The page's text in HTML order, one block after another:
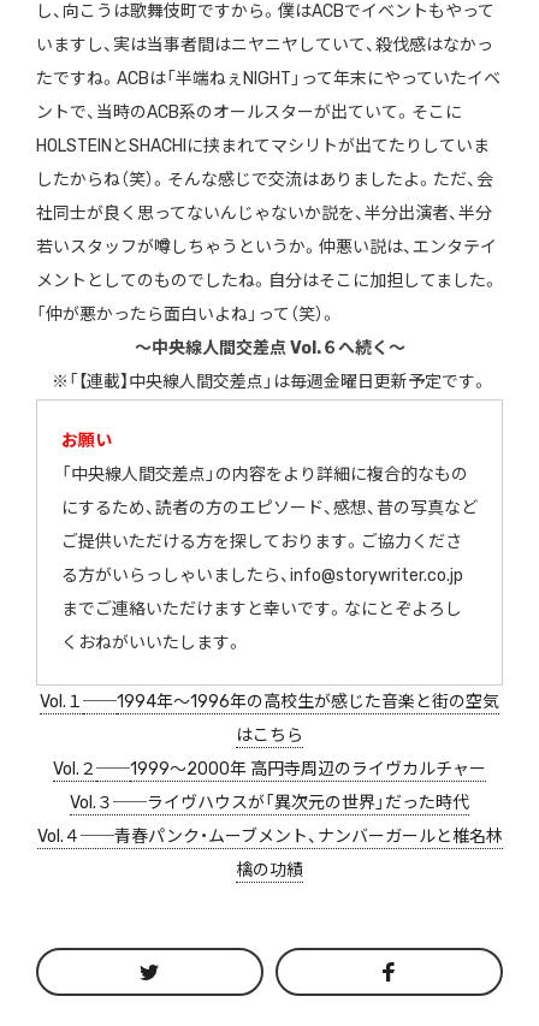
し、向こうは歌舞伎町ですから。僕はACBでイベントもやって
いますし、実は当事者間はニヤニヤしていて、殺伐感はなかっ
たですね。ACBは「半端ねぇNIGHT」って年末にやっていたイベ
ントで、当時のACB系のオールスターが出ていて。そこに
HOLSTEINとSHACHIに挟まれてマシリトが出てたりしていま
したからね（笑）。そんな感じで交流はありましたよ。ただ、会
社同士が良く思ってないんじゃないか説を、半分出演者、半分
若いスタッフが噂しちゃうというか。仲悪い説は、エンタテイ
メントとしてのものでしたね。自分はそこに加担してました。
「仲が悪かったら面白いよね」って（笑）。
〜中央線人間交差点 Vol.６へ続く〜
※「【連載】中央線人間交差点」は毎週金曜日更新予定です。
お願い
「中央線人間交差点」の内容をより詳細に複合的なもの
にするため、読者の方のエピソード、感想、昔の写真など
ご提供いただける方を探しております。ご協力くださ
る方がいらっしゃいましたら、info@storywriter.co.jp
までご連絡いただけますと幸いです。なにとぞよろし
くおねがいいたします。
Vol.１──1994年〜1996年の高校生が感じた音楽と街の空気
はこちら
Vol.２──1999〜2000年 高円寺周辺のライヴカルチャー
Vol.３──ライヴハウスが「異次元の世界」だった時代
Vol.４──青春パンク・ムーブメント、ナンバーガールと椎名林
檎の功績